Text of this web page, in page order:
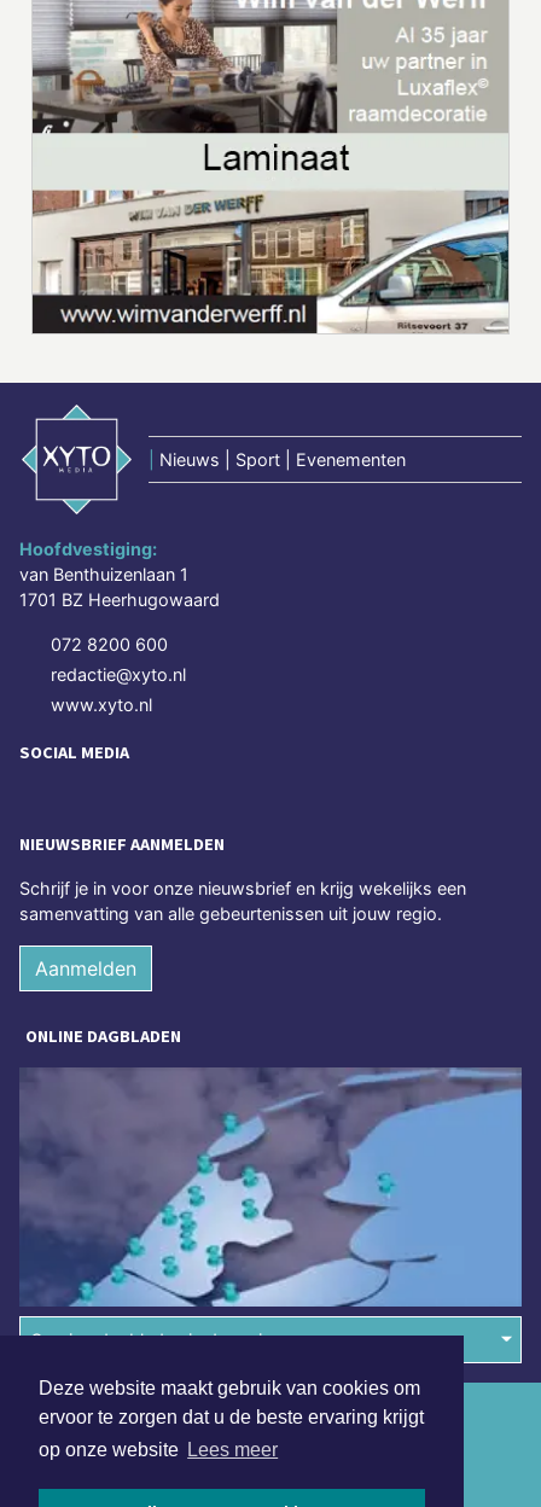
Deze website maakt gebruik van cookies om
ervoor te zorgen dat u de beste ervaring krijgt
op onze website Lees meer
Nieuws | Sport | Evenementen
Hoofdvestiging:
van Benthuizenlaan 1
1701 BZ Heerhugowaard
072 8200 600
redactie@xyto.nl
www.xyto.nl
SOCIAL MEDIA
NIEUWSBRIEF AANMELDEN
Schrijf je in voor onze nieuwsbrief en krijg wekelijks een
samenvatting van alle gebeurtenissen uit jouw regio.
Aanmelden
ONLINE DAGBLADEN
Overige dagbladen in de regio
Algemene voorwaarden
Disclaimer